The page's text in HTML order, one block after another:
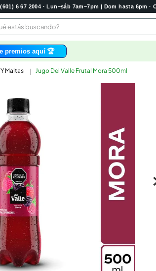
6 67 2004 · Lun–sáb 7am–7pm | Dom hasta 6pm ·
estás buscando?
leche
huevos
galletas
aceite
queso
nutribela
pollo
cafe
premios aquí 🏆
Maltas Jugo Del Valle Frutal Mora 500ml